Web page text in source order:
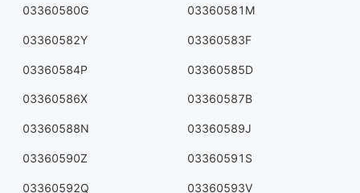
03360580G 03360581M
03360582Y 03360583F
03360584P 03360585D
03360586X 03360587B
03360588N 03360589J
03360590Z 03360591S
03360592Q 03360593V